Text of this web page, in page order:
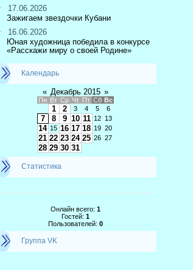
17.06.2026
Зажигаем звездочки Кубани
16.06.2026
Юная художница победила в конкурсе
«Расскажи миру о своей Родине»
Календарь
« Декабрь 2015 »
Пн Вт Ср Чт Пт Сб Вс
1 2 3 4 5 6
7 8 9 10 11 12 13
14 15 16 17 18 19 20
21 22 23 24 25 26 27
28 29 30 31
Статистика
Онлайн всего: 1
Гостей: 1
Пользователей: 0
Группа VK